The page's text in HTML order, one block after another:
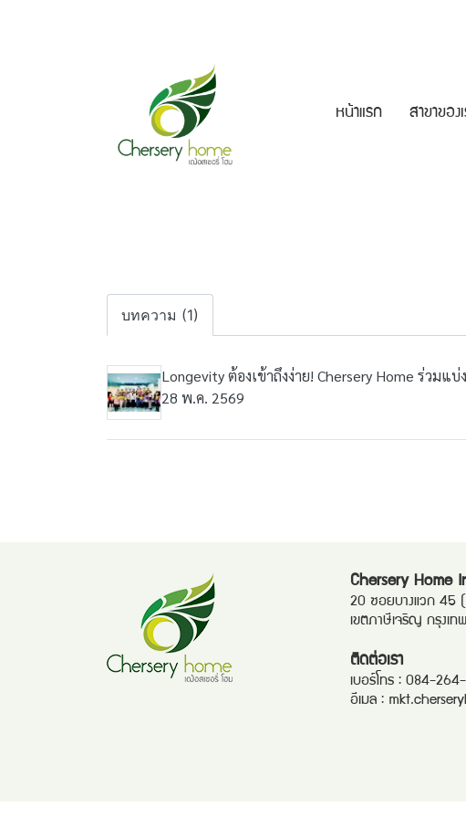
หน้าแรก สาขาของเ
บทความ (1)
Longevity ต้องเข้าถึงง่าย! Chersery Home ร่วม
28 พ.ค. 2569
Chersery Home
20 ซอยบางแวก 45
เขตภาษีเจริญ กรุงเท
ติดต่อเรา
เบอร์โทร : 084-
อีเมล :